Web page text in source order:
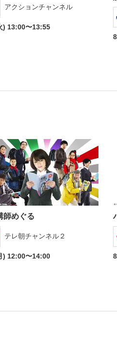
ドキュメンタリー
アクションチャンネル
) 13:00〜13:55
師めぐる
テレ朝チャンネル２
) 12:00〜14:00